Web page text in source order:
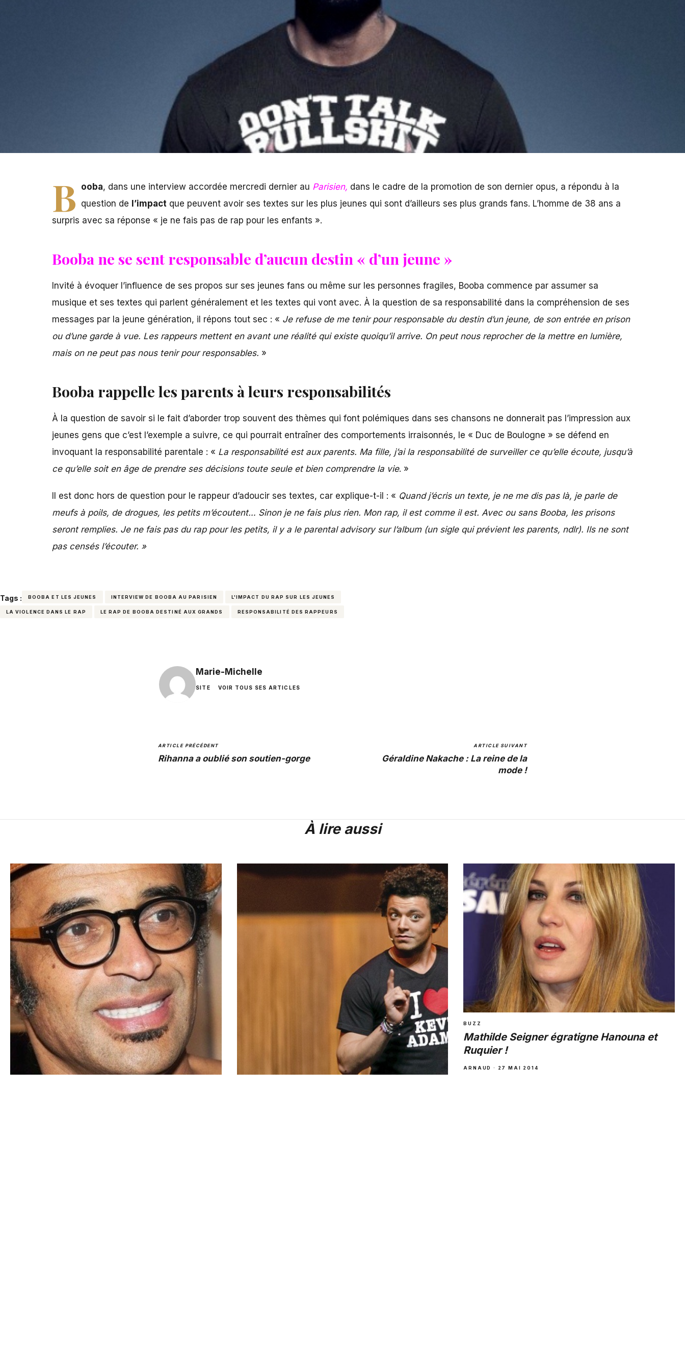
B ooba, dans une interview accordée mercredi dernier au Parisien, dans le cadre de la promotion de son dernier opus, a répondu à la
question de l’impactque peuvent avoir ses textes sur les plus jeunes qui sont d’ailleurs ses plus grands fans. L’homme de 38 ans a
surpris avec sa réponse « je ne fais pas de rap pour les enfants ».
Booba ne se sent responsable d’aucun destin « d’un jeune »
Invité à évoquer l’influence de ses propos sur ses jeunes fans ou même sur les personnes fragiles, Booba commence par assumer sa
musique et ses textes qui parlent généralement et les textes qui vont avec. À la question de sa responsabilité dans la compréhension de ses
messages par la jeune génération, il répons tout sec : « Je refuse de me tenir pour responsable du destin d’un jeune, de son entrée en prison
ou d’une garde à vue. Les rappeurs mettent en avant une réalité qui existe quoiqu’il arrive. On peut nous reprocher de la mettre en lumière,
mais on ne peut pas nous tenir pour responsables. »
Booba rappelle les parents à leurs responsabilités
À la question de savoir si le fait d’aborder trop souvent des thèmes qui font polémiques dans ses chansons ne donnerait pas l’impression aux
jeunes gens que c’est l’exemple a suivre, ce qui pourrait entraîner des comportements irraisonnés, le « Duc de Boulogne » se défend en
invoquant la responsabilité parentale : « La responsabilité est aux parents. Ma fille, j’ai la responsabilité de surveiller ce qu’elle écoute, jusqu’à
ce qu’elle soit en âge de prendre ses décisions toute seule et bien comprendre la vie. »
Il est donc hors de question pour le rappeur d’adoucir ses textes, car explique-t-il : « Quand j’écris un texte, je ne me dis pas là, je parle de
meufs à poils, de drogues, les petits m’écoutent… Sinon je ne fais plus rien. Mon rap, il est comme il est. Avec ou sans Booba, les prisons
seront remplies. Je ne fais pas du rap pour les petits, il y a le parental advisory sur l’album (un sigle qui prévient les parents, ndlr). Ils ne sont
pas censés l’écouter. »
Tags : BOOBA ET LES JEUNES INTERVIEW DE BOOBA AU PARISIEN L'IMPACT DU RAP SUR LES JEUNES
LA VIOLENCE DANS LE RAP LE RAP DE BOOBA DESTINÉ AUX GRANDS RESPONSABILITÉ DES RAPPEURS
Marie-Michelle
SITE VOIR TOUS SES ARTICLES
ARTICLE PRÉCÉDENT
Rihanna a oublié son soutien-gorge
ARTICLE SUIVANT
Géraldine Nakache : La reine de la
mode !
À lire aussi
BUZZ
Mathilde Seigner égratigne Hanouna et
Ruquier !
ARNAUD · 27 MAI 2014